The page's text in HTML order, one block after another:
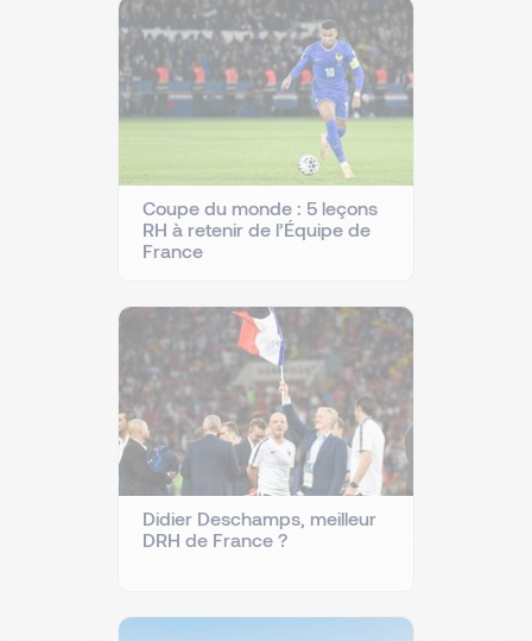
Coupe du monde : 5 leçons
RH à retenir de l’Équipe de
France
Didier Deschamps, meilleur
DRH de France ?